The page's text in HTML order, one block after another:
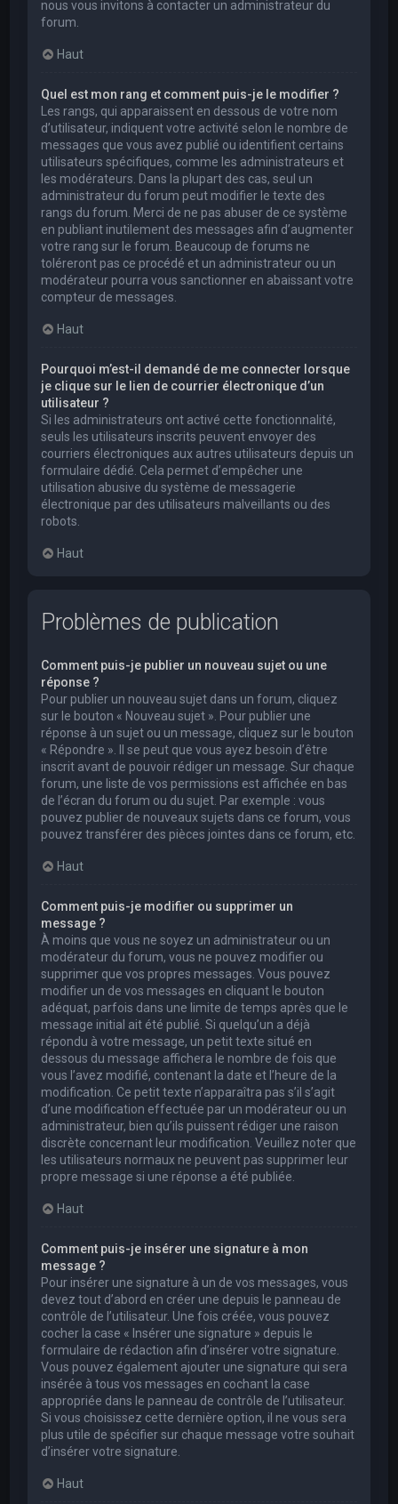
nous vous invitons à contacter un administrateur du
forum.
Haut
Quel est mon rang et comment puis-je le modifier ?
Les rangs, qui apparaissent en dessous de votre nom
d’utilisateur, indiquent votre activité selon le nombre de
messages que vous avez publié ou identifient certains
utilisateurs spécifiques, comme les administrateurs et
les modérateurs. Dans la plupart des cas, seul un
administrateur du forum peut modifier le texte des
rangs du forum. Merci de ne pas abuser de ce système
en publiant inutilement des messages afin d’augmenter
votre rang sur le forum. Beaucoup de forums ne
toléreront pas ce procédé et un administrateur ou un
modérateur pourra vous sanctionner en abaissant votre
compteur de messages.
Haut
Pourquoi m’est-il demandé de me connecter lorsque
je clique sur le lien de courrier électronique d’un
utilisateur ?
Si les administrateurs ont activé cette fonctionnalité,
seuls les utilisateurs inscrits peuvent envoyer des
courriers électroniques aux autres utilisateurs depuis un
formulaire dédié. Cela permet d’empêcher une
utilisation abusive du système de messagerie
électronique par des utilisateurs malveillants ou des
robots.
Haut
Problèmes de publication
Comment puis-je publier un nouveau sujet ou une
réponse ?
Pour publier un nouveau sujet dans un forum, cliquez
sur le bouton « Nouveau sujet ». Pour publier une
réponse à un sujet ou un message, cliquez sur le bouton
« Répondre ». Il se peut que vous ayez besoin d’être
inscrit avant de pouvoir rédiger un message. Sur chaque
forum, une liste de vos permissions est affichée en bas
de l’écran du forum ou du sujet. Par exemple : vous
pouvez publier de nouveaux sujets dans ce forum, vous
pouvez transférer des pièces jointes dans ce forum, etc.
Haut
Comment puis-je modifier ou supprimer un
message ?
À moins que vous ne soyez un administrateur ou un
modérateur du forum, vous ne pouvez modifier ou
supprimer que vos propres messages. Vous pouvez
modifier un de vos messages en cliquant le bouton
adéquat, parfois dans une limite de temps après que le
message initial ait été publié. Si quelqu’un a déjà
répondu à votre message, un petit texte situé en
dessous du message affichera le nombre de fois que
vous l’avez modifié, contenant la date et l’heure de la
modification. Ce petit texte n’apparaîtra pas s’il s’agit
d’une modification effectuée par un modérateur ou un
administrateur, bien qu’ils puissent rédiger une raison
discrète concernant leur modification. Veuillez noter que
les utilisateurs normaux ne peuvent pas supprimer leur
propre message si une réponse a été publiée.
Haut
Comment puis-je insérer une signature à mon
message ?
Pour insérer une signature à un de vos messages, vous
devez tout d’abord en créer une depuis le panneau de
contrôle de l’utilisateur. Une fois créée, vous pouvez
cocher la case « Insérer une signature » depuis le
formulaire de rédaction afin d’insérer votre signature.
Vous pouvez également ajouter une signature qui sera
insérée à tous vos messages en cochant la case
appropriée dans le panneau de contrôle de l’utilisateur.
Si vous choisissez cette dernière option, il ne vous sera
plus utile de spécifier sur chaque message votre souhait
d’insérer votre signature.
Haut